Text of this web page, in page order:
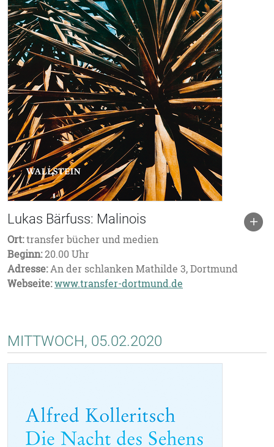
Lukas Bärfuss: Malinois
Ort:transfer bücher und medien
Beginn:20.00 Uhr
Adresse:An der schlanken Mathilde 3, Dortmund
Webseite:www.transfer-dortmund.de
MITTWOCH, 05.02.2020